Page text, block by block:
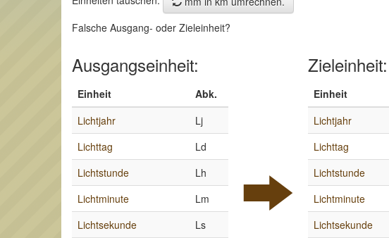
Falsche Ausgang- oder Zieleinheit?
Ausgangseinheit:
Einheit
Abk.
Lichtjahr
Lj
Lichttag
Ld
Lichtstunde
Lh
Lichtminute
Lm
Lichtsekunde
Ls
Zieleinheit:
Einheit
Lichtjahr
Lichttag
Lichtstunde
Lichtminute
Lichtsekunde